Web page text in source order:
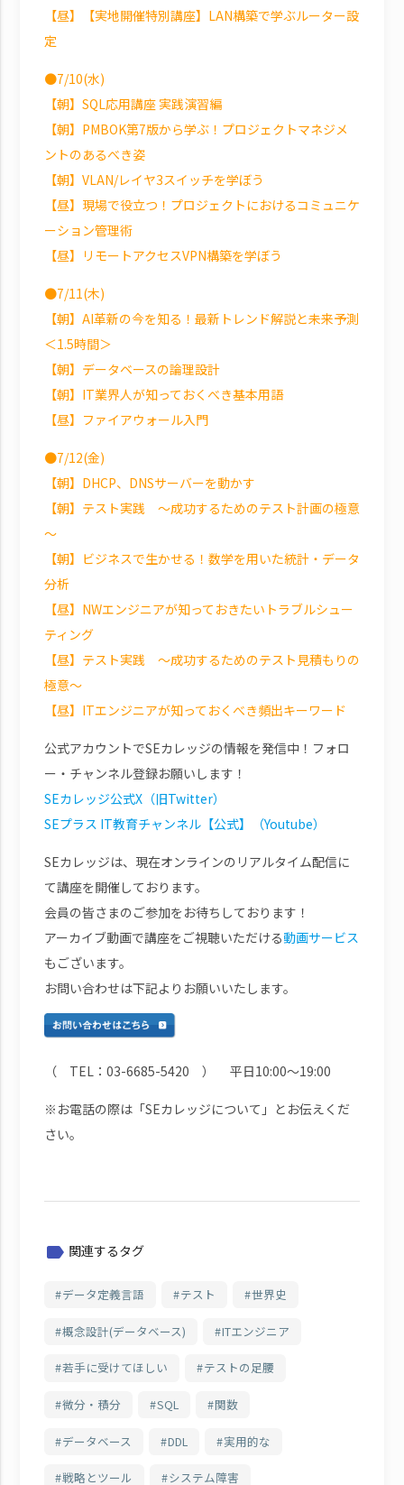
【昼】【実地開催特別講座】LAN構築で学ぶルーター設
定
●7/10(水)
【朝】SQL応用講座 実践演習編
【朝】PMBOK第7版から学ぶ！プロジェクトマネジメ
ントのあるべき姿
【朝】VLAN/レイヤ3スイッチを学ぼう
【昼】現場で役立つ！プロジェクトにおけるコミュニケ
ーション管理術
【昼】リモートアクセスVPN構築を学ぼう
●7/11(木)
【朝】AI革新の今を知る！最新トレンド解説と未来予測
＜1.5時間＞
【朝】データベースの論理設計
【朝】IT業界人が知っておくべき基本用語
【昼】ファイアウォール入門
●7/12(金)
【朝】DHCP、DNSサーバーを動かす
【朝】テスト実践 ～成功するためのテスト計画の極意
～
【朝】ビジネスで生かせる！数学を用いた統計・データ
分析
【昼】NWエンジニアが知っておきたいトラブルシュー
ティング
【昼】テスト実践 ～成功するためのテスト見積もりの
極意～
【昼】ITエンジニアが知っておくべき頻出キーワード
公式アカウントでSEカレッジの情報を発信中！フォロ
ー・チャンネル登録お願いします！
SEカレッジ公式X（旧Twitter）
SEプラス IT教育チャンネル【公式】（Youtube）
SEカレッジは、現在オンラインのリアルタイム配信に
て講座を開催しております。
会員の皆さまのご参加をお待ちしております！
アーカイブ動画で講座をご視聴いただける動画サービス
もございます。
お問い合わせは下記よりお願いいたします。
（ TEL：03-6685-5420 ） 平日10:00～19:00
※お電話の際は「SEカレッジについて」とお伝えくだ
さい。
label 関連するタグ
データ定義言語 テスト 世界史
概念設計(データベース) ITエンジニア
若手に受けてほしい テストの足腰
微分・積分 SQL 関数
データベース DDL 実用的な
戦略とツール システム障害